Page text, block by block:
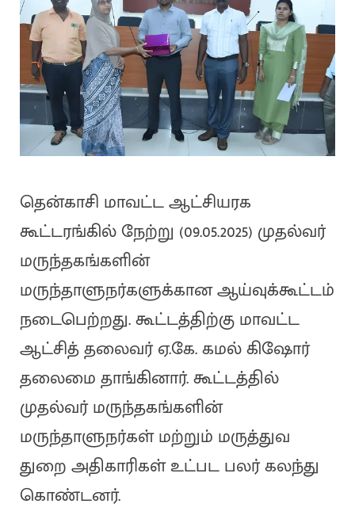
தென்காசி மாவட்ட ஆட்சியரக
கூட்டரங்கில் நேற்று (09.05.2025) முதல்வர்
மருந்தகங்களின்
மருந்தாளுநர்களுக்கான ஆய்வுக்கூட்டம்
நடைபெற்றது. கூட்டத்திற்கு மாவட்ட
ஆட்சித் தலைவர் ஏ.கே. கமல் கிஷோர்
தலைமை தாங்கினார். கூட்டத்தில்
முதல்வர் மருந்தகங்களின்
மருந்தாளுநர்கள் மற்றும் மருத்துவ
துறை அதிகாரிகள் உட்பட பலர் கலந்து
கொண்டனர்.